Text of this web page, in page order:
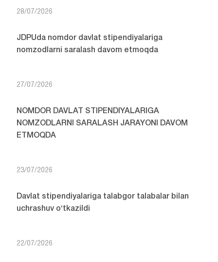
28/07/2026
JDPUda nomdor davlat stipendiyalariga
nomzodlarni saralash davom etmoqda
27/07/2026
NOMDOR DAVLAT STIPENDIYALARIGA
NOMZODLARNI SARALASH JARAYONI DAVOM
ETMOQDA
23/07/2026
Davlat stipendiyalariga talabgor talabalar bilan
uchrashuv o‘tkazildi
22/07/2026